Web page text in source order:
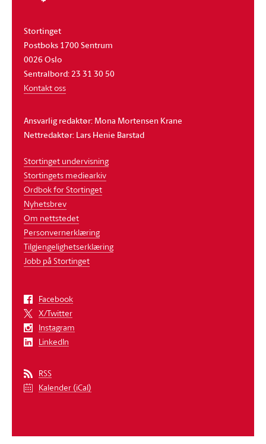
Stortinget
Postboks 1700 Sentrum
0026 Oslo
Sentralbord: 23 31 30 50
Kontakt oss
Ansvarlig redaktør: Mona Mortensen Krane
Nettredaktør: Lars Henie Barstad
Stortinget undervisning
Stortingets mediearkiv
Ordbok for Stortinget
Nyhetsbrev
Om nettstedet
Personvernerklæring
Tilgjengelighetserklæring
Jobb på Stortinget
Facebook
X/Twitter
Instagram
LinkedIn
RSS
Kalender (iCal)